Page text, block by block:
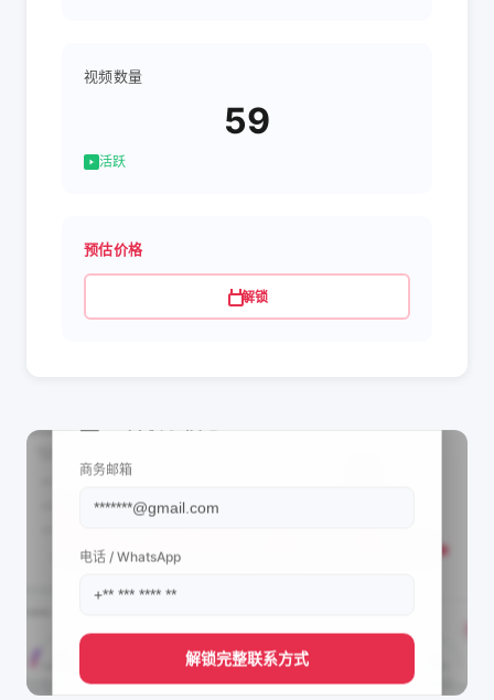
视频数量
59
活跃
预估价格
解锁
商务邮箱
电话 / WhatsApp
解锁完整联系方式